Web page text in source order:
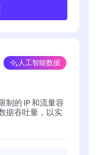
人工智能数据
制的 IP 和流量容
据吞吐量，以实